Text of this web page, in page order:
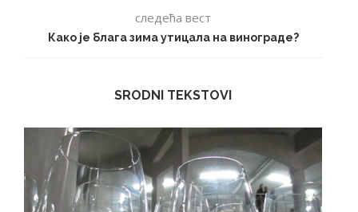
следећа вест
Како је блага зима утицала на винограде?
SRODNI TEKSTOVI